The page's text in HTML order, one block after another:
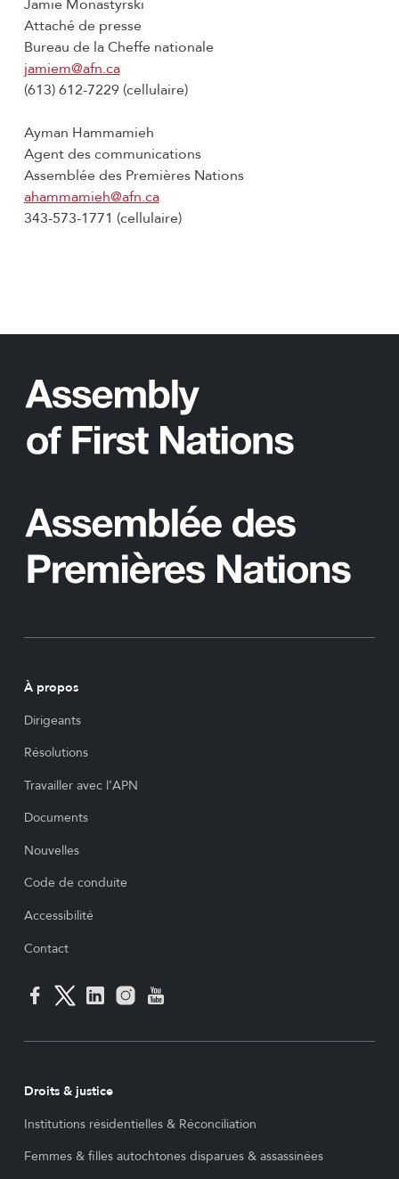
Jamie Monastyrski
Attaché de presse
Bureau de la Cheffe nationale
jamiem@afn.ca
(613) 612-7229 (cellulaire)
Ayman Hammamieh
Agent des communications
Assemblée des Premières Nations
ahammamieh@afn.ca
343-573-1771 (cellulaire)
À propos
Dirigeants
Résolutions
Travailler avec l’APN
Documents
Nouvelles
Code de conduite
Accessibilité
Contact
Droits & justice
Institutions résidentielles & Réconciliation
Femmes & filles autochtones disparues & assassinées